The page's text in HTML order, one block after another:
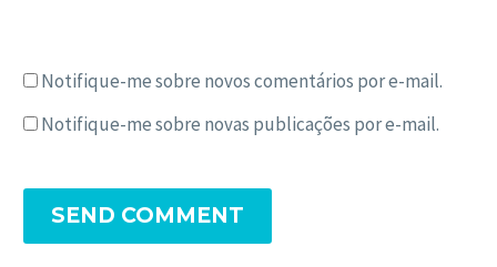
Notifique-me sobre novos comentários por e-mail.
Notifique-me sobre novas publicações por e-mail.
SEND COMMENT